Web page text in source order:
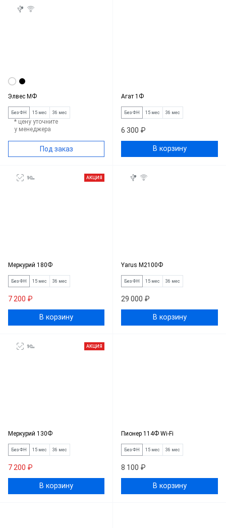
Элвес МФ
Без ФН 15 мес 36 мес
* цену уточните
у менеджера
Под заказ
Агат 1Ф
Без ФН 15 мес 36 мес
6 300 ₽
В корзину
АКЦИЯ
Меркурий 180Ф
Без ФН 15 мес 36 мес
7 200 ₽
В корзину
Yarus M2100Ф
Без ФН 15 мес 36 мес
29 000 ₽
В корзину
АКЦИЯ
Меркурий 130Ф
Без ФН 15 мес 36 мес
7 200 ₽
В корзину
Пионер 114Ф Wi-Fi
Без ФН 15 мес 36 мес
8 100 ₽
В корзину